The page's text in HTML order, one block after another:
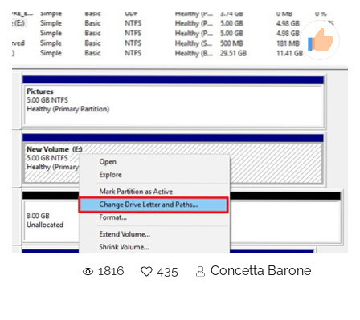
1816 435 Concetta Barone